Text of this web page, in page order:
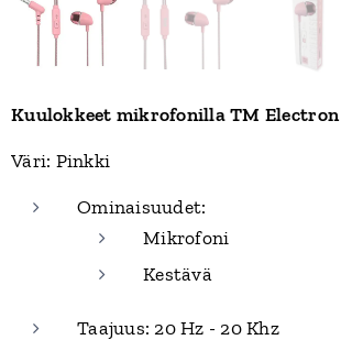
Kuulokkeet mikrofonilla TM Electron
Väri: Pinkki
Ominaisuudet:
Mikrofoni
Kestävä
Taajuus: 20 Hz - 20 Khz